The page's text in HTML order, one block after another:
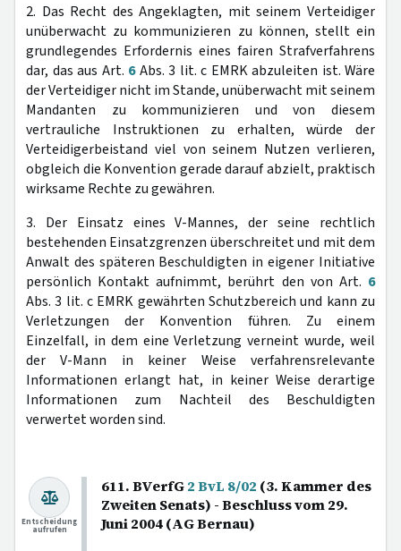
2. Das Recht des Angeklagten, mit seinem Verteidiger
unüberwacht zu kommunizieren zu können, stellt ein
grundlegendes Erfordernis eines fairen Strafverfahrens
dar, das aus Art. 6Abs. 3 lit. c EMRK abzuleiten ist. Wäre
der Verteidiger nicht im Stande, unüberwacht mit seinem
Mandanten zu kommunizieren und von diesem
vertrauliche Instruktionen zu erhalten, würde der
Verteidigerbeistand viel von seinem Nutzen verlieren,
obgleich die Konvention gerade darauf abzielt, praktisch
wirksame Rechte zu gewähren.
3. Der Einsatz eines V-Mannes, der seine rechtlich
bestehenden Einsatzgrenzen überschreitet und mit dem
Anwalt des späteren Beschuldigten in eigener Initiative
persönlich Kontakt aufnimmt, berührt den von Art. 6
Abs. 3 lit. c EMRK gewährten Schutzbereich und kann zu
Verletzungen der Konvention führen. Zu einem
Einzelfall, in dem eine Verletzung verneint wurde, weil
der V-Mann in keiner Weise verfahrensrelevante
Informationen erlangt hat, in keiner Weise derartige
Informationen zum Nachteil des Beschuldigten
verwertet worden sind.
611. BVerfG2 BvL 8/02 (3. Kammer des
Zweiten Senats) - Beschluss vom 29.
Juni 2004 (AG Bernau)
Entscheidung
aufrufen